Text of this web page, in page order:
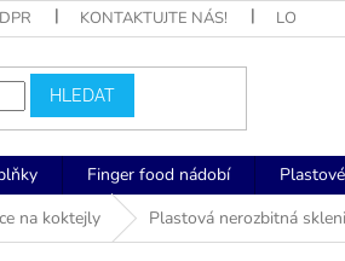
KONTAKTUJTE NÁS!
HLEDAT
Finger food nádobí
na koktejly Plastová nerozbitná